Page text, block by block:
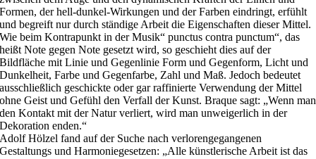
Formen, der hell-dunkel-Wirkungen und der Farben eindringt, erfühlt
und begreift nur durch ständige Arbeit die Eigenschaften dieser Mittel.
Wie beim Kontrapunkt in der Musik“ punctus contra punctum“, das
heißt Note gegen Note gesetzt wird, so geschieht dies auf der
Bildfläche mit Linie und Gegenlinie Form und Gegenform, Licht und
Dunkelheit, Farbe und Gegenfarbe, Zahl und Maß. Jedoch bedeutet
ausschließlich geschickte oder gar raffinierte Verwendung der Mittel
ohne Geist und Gefühl den Verfall der Kunst. Braque sagt: „Wenn man
den Kontakt mit der Natur verliert, wird man unweigerlich in der
Dekoration enden.“
Adolf Hölzel fand auf der Suche nach verlorengegangenen
Gestaltungs und Harmoniegesetzen: „Alle künstlerische Arbeit ist das